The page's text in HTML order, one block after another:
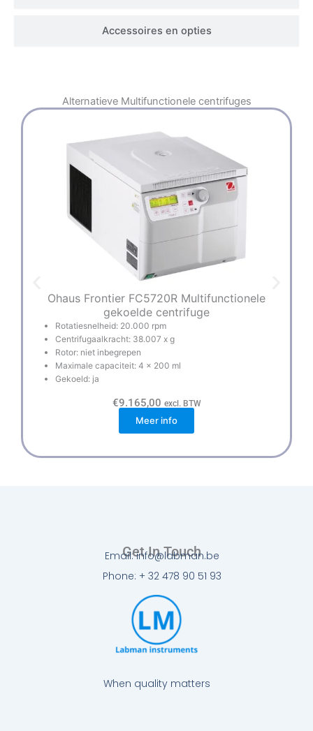
Accessoires en opties
Alternatieve Multifunctionele centrifuges
Ohaus Frontier FC5720R Multifunctionele
gekoelde centrifuge
Rotatiesnelheid: 20.000 rpm
Centrifugaalkracht: 38.007 x g
Rotor: niet inbegrepen
Maximale capaciteit: 4 x 200 ml
Gekoeld: ja
€9.165,00 excl. BTW
Meer info
When quality matters
Get In Touch
Email: info@labman.be
Phone: + 32 478 90 51 93